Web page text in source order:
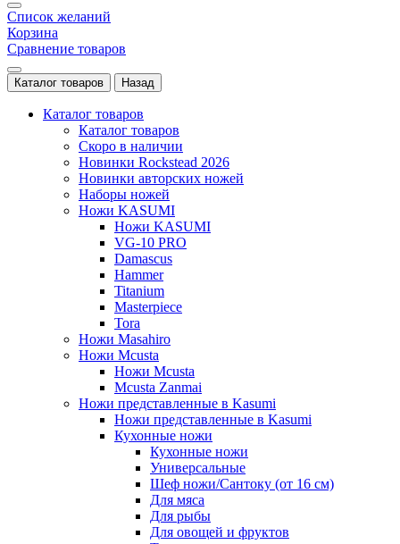
Список желаний
Корзина
Сравнение товаров
Каталог товаров Назад
Каталог товаров
Каталог товаров
Скоро в наличии
Новинки Rockstead 2026
Новинки авторских ножей
Наборы ножей
Ножи KASUMI
Ножи KASUMI
VG-10 PRO
Damascus
Hammer
Titanium
Masterpiece
Tora
Ножи Masahiro
Ножи Mcusta
Ножи Mcusta
Mcusta Zanmai
Ножи представленные в Kasumi
Ножи представленные в Kasumi
Кухонные ножи
Кухонные ножи
Универсальные
Шеф ножи/Сантоку (от 16 см)
Для мяса
Для рыбы
Для овощей и фруктов